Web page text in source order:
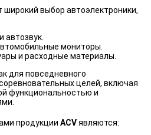
широкий выбор автоэлектроники,
автозвук.
мониторы.
и расходные материалы.
для повседневного
целей, включая
функциональностью и
продукции ACVявляются: